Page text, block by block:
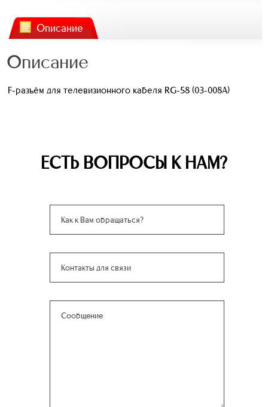
Описание
Описание
F-разъём для телевизионного кабеля RG-58 (03-008A)
ЕСТЬ ВОПРОСЫ К НАМ?